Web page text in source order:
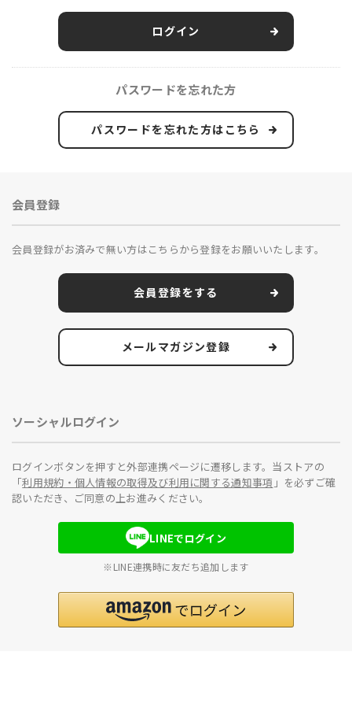
ログイン
パスワードを忘れた方
パスワードを忘れた方はこちら
会員登録
会員登録がお済みで無い方はこちらから登録をお願いいたします。
会員登録をする
メールマガジン登録
ソーシャルログイン
ログインボタンを押すと外部連携ページに遷移します。当ストアの
「利用規約・個人情報の取得及び利用に関する通知事項 」を必ずご確
認いただき、ご同意の上お進みください。
LINEでログイン
※LINE連携時に友だち追加します